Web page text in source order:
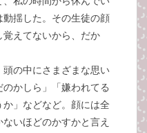
揺した。その生徒の顔
覚えてないから、だか
の中にさまざまな思い
かしら」「嫌われてる
」などなど。顔には全
いほどのかすかと言え